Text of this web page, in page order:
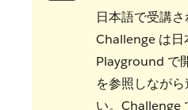
日本語で受講
Challenge は
Playground で
を参照しなが
い。Challenge